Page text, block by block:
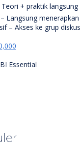
+ praktik langsung
Langsung
– Akses ke grup
Essential